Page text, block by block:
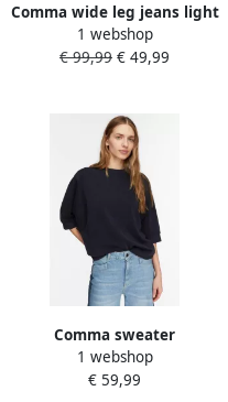
Comma wide leg jeans light
blue denim
1 webshop
€ 99,99 € 49,99
Comma sweater
marineblauw
1 webshop
€ 59,99